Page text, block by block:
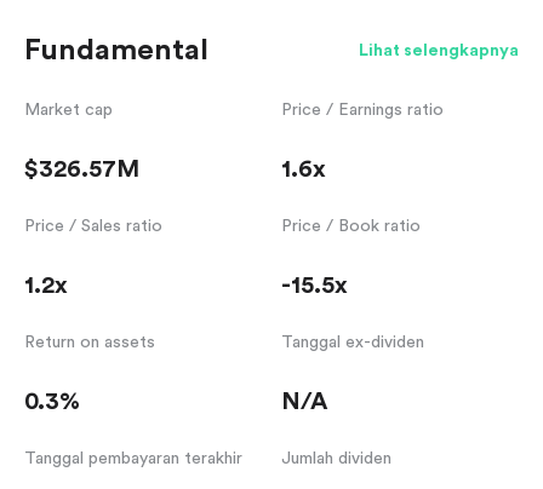
Fundamental Lihat selengkapnya
Market cap
$326.57M
Price / Earnings ratio
1.6x
Price / Sales ratio
1.2x
Price / Book ratio
-15.5x
Return on assets
0.3%
Tanggal ex-dividen
N/A
Tanggal pembayaran terakhir Jumlah dividen